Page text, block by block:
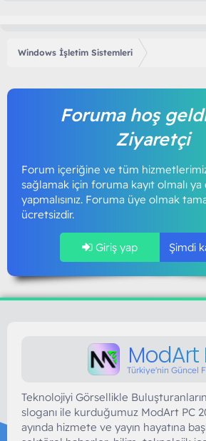
Windows İşletim Sistemleri
Foruma hoş
Ziyaretçi
Forum içeriğine ve tüm
sağlamak için foruma kayıt olmalı ya
yapmalısınız. Foruma üye olmak
ücretsizdir.
Giriş yap Şimdi
ModArt
Türkiye'nin Güncel
Teknolojiyi Görsellikle
sloganı ile kurduğumuz ModArt PC
ayında hizmete ve yayın hayatına